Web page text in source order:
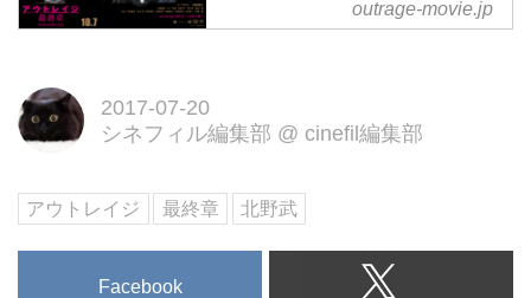
全員暴走！遂に全面戦争勃発！先
ズ見納めの最終章！
outrage-movie.jp
2017-07-20
シネフィル編集部 @ cinefil編集部
アウトレイジ 最終章 北野武
Facebook